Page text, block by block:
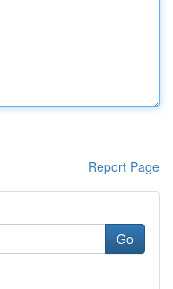
Report Page
Go